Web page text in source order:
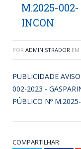
M.2025-
INCON
POR ADMINISTRADOR EM
PUBLICIDADE
002-2023 -
PÚBLICO Nº
COMPARTILHAR: